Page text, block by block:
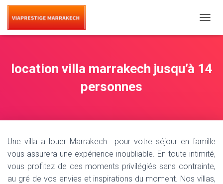
O
E
G
T
O
N
location villa marrakech jusqu’à 14
personnes
Une villa a louer Marrakech pour votre séjour en famille
vous assurera une expérience inoubliable. En toute intimité,
vous profitez de ces moments privilégiés sans contrainte,
au gré de vos envies et inspirations du moment. Nos villas,